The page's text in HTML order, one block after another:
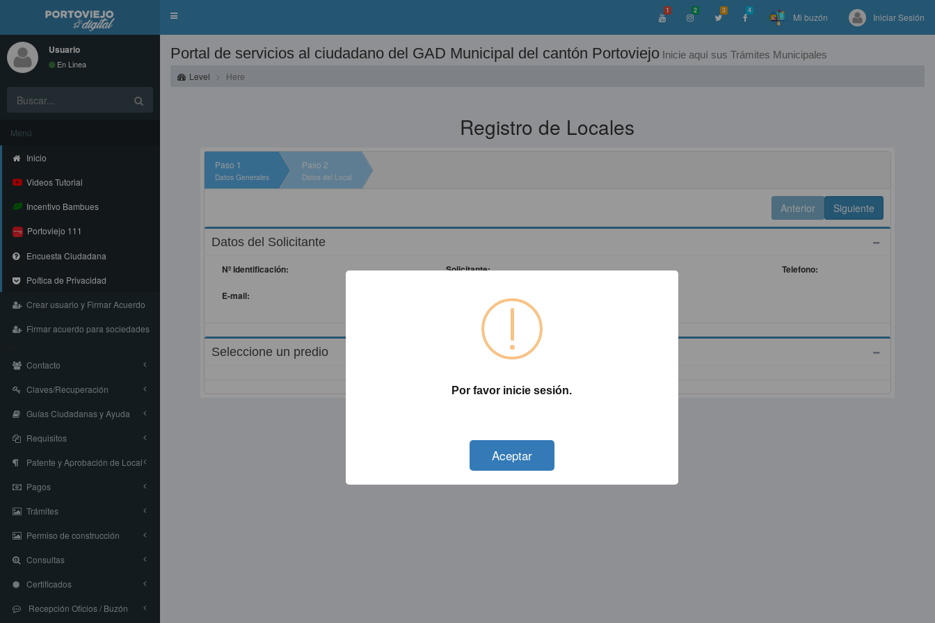
Toggle
1 2 3 4
Mi buzón Iniciar Sesión
Usuario
En Linea
Menú
Inicio
Videos Tutorial
Incentivo Bambues
Portoviejo 111
Encuesta Ciudadana
Poítica de Privacidad
Crear usuario y Firmar Acuerdo
Firmar acuerdo para sociedades
Contacto
Claves/Recuperación
Guías Ciudadanas y Ayuda
Requisitos
Patente y Aprobación de Local
Pagos
Trámites
Permiso de construcción
Consultas
Certificados
Recepción Oficios / Buzón
Portal de servicios al ciudadano del GAD Municipal del cantón Portoviejo Inicie aquí sus Trámites Municipales
Level
Here
Registro de Locales
Paso 1
Datos Generales
Paso 2
Datos del Local
Datos del Solicitante
Nº Identificación: Solicitante: Telefono:
E-mail:
Seleccione un predio
Por favor inicie sesión.
Aceptar